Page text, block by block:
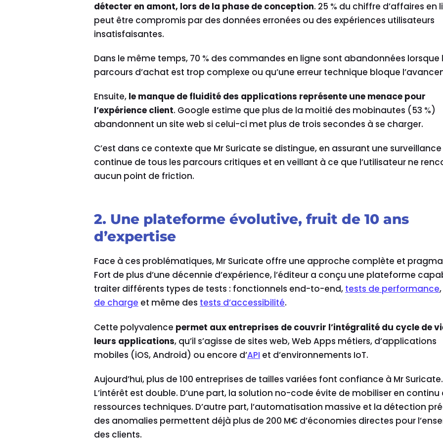
détecter en amont, lors de la phase de conception. 25 % du chiffre d’affaires en
peut être compromis par des données erronées ou des expériences utilisateurs
insatisfaisantes.
Dans le même temps, 70 % des commandes en ligne sont abandonnées lorsque
parcours d’achat est trop complexe ou qu’une erreur technique bloque
Ensuite, le manque de fluidité des applications représente une menace pour
l’expérience client. Google estime que plus de la moitié des mobinautes (53 %)
abandonnent un site web si celui-ci met plus de trois secondes à se charger.
C’est dans ce contexte que Mr Suricate se distingue, en assurant une surveillance
continue de tous les parcours critiques et en veillant à ce que l’utilisateur ne
aucun point de friction.
2. Une plateforme évolutive, fruit de 10 ans
d’expertise
Face à ces problématiques, Mr Suricate offre une approche complète et
Fort de plus d’une décennie d’expérience, l’éditeur a conçu une plateforme
traiter différents types de tests : fonctionnels end-to-end, tests de performance,
de charge et même des tests d’accessibilité.
Cette polyvalence permet aux entreprises de couvrir l’intégralité du cycle de
leurs applications, qu’il s’agisse de sites web, Web Apps métiers, d’applications
mobiles (iOS, Android) ou encore d’API et d’environnements IoT.
Aujourd’hui, plus de 100 entreprises de tailles variées font confiance à Mr Suricate.
L’intérêt est double. D’une part, la solution no-code évite de mobiliser en continu
ressources techniques. D’autre part, l’automatisation massive et la détection
des anomalies permettent déjà plus de 200 M€ d’économies directes pour
des clients.